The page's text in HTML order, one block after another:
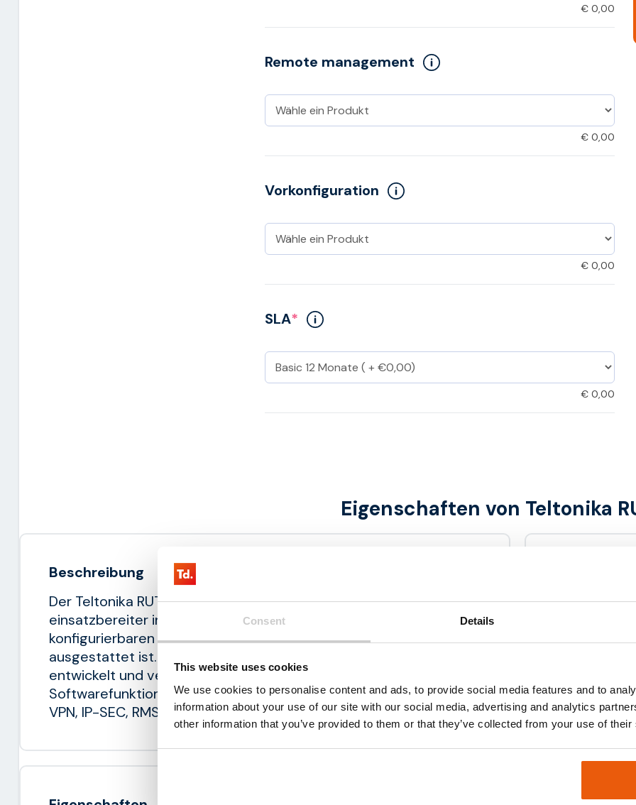
Consent Details
This website uses cookies
We use cookies to personalise content and ads, to provide social media features and to
information about your use of our site with our social media, advertising and analytics
other information that you’ve provided to them or that they’ve collected from your use of
€0,00
Remote management
€0,00
Vorkonfiguration
€0,00
SLA*
€0,00
Eigenschaften von Teltonika
Beschreibung
Der Teltonika RUTX50 ist ein kompakter und schnell
einsatzbereiter industrieller 5G NR Router, der mit einem
konfigurierbaren digitalen Ein- und Ausgang sowie Dual-Sim
ausgestattet ist. Der RUTX50 wurde für industrielle Anwendungen
entwickelt und verfügt über eine breite Palette von
Softwarefunktionen, darunter: SMS-Steuerung, Firewall, offenes
VPN, IP-SEC, RMS und FOTA-Unterstützung.